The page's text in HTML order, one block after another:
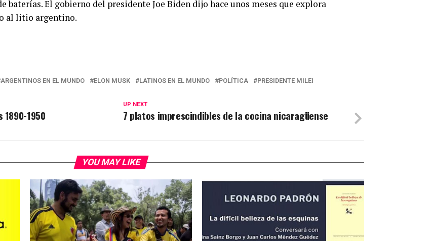
baterías. El gobierno del presidente Joe Biden dijo hace unos meses que explora
al litio argentino.
ARGENTINOS EN EL MUNDO ELON MUSK LATINOS EN EL MUNDO POLÍTICA PRESIDENTE MILEI
UP NEXT
7 platos imprescindibles de la cocina nicaragüense
1950
YOU MAY LIKE